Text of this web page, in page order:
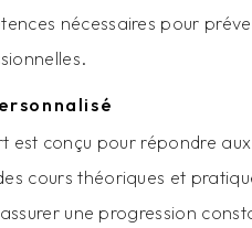
nécessaires pour
est conçu pour répondre
cours théoriques et
une progression